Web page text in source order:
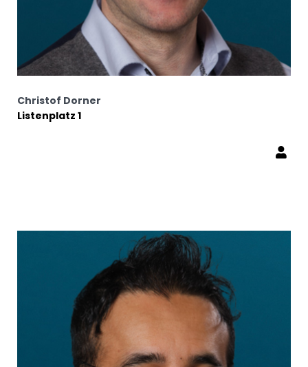
Christof Dorner
Listenplatz 1